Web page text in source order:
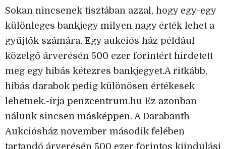
Sokan nincsenek tisztában azzal, hogy egy-egy
különleges bankjegy milyen nagy érték lehet a
gyűjtők számára. Egy aukciós ház például
közelgő árverésén 500 ezer forintért hirdetett
meg egy hibás kétezres bankjegyet.A ritkább,
hibás darabok pedig különösen értékesek
lehetnek.-írja penzcentrum.hu Ez azonban
nálunk sincsen másképpen. A Darabanth
Aukciósház november második felében
tartandó árverésén 500 ezer forintos kiindulási